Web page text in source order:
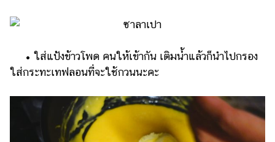
• ใส่แป้งข้าวโพด คนให้เข้ากัน เติมน้ำแล้วก็นำไปกรอง
ใส่กระทะเทฟลอนที่จะใช้กวนนะคะ